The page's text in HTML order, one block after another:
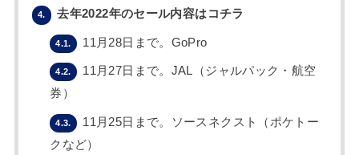
4. 去年2022年のセール内容はコチラ
4.1. 11月28日まで。GoPro
4.2.
11月27日まで。JAL（ジャルパック・航空
券）
4.3.
11月25日まで。ソースネクスト（ポケトー
クなど）